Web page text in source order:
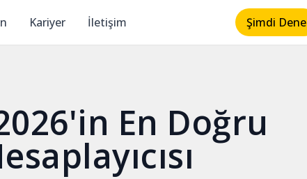
Kariyer İletişim Şimdi Dene
En Doğru